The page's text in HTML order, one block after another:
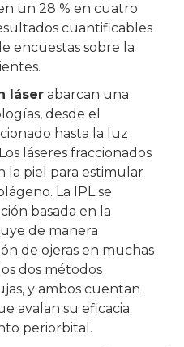
un 28 % en cuatro
cuantificables
encuestas sobre la
láser abarcan una
desde el
hasta la luz
láseres fraccionados
la piel para estimular
La IPL se
basada en la
de manera
de ojeras en muchas
dos métodos
y ambos cuentan
avalan su eficacia
periorbital.